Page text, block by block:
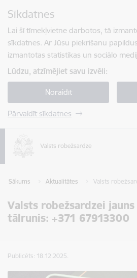
Sīkdatnes
Lai šī tīmekļvietne darbotos, tā
sīkdatnes. Ar Jūsu piekrišanu
izmantotas statistikas un sociālo
Lūdzu, atzīmējiet savu izvēli:
Noraidīt
Pārvaldīt sīkdatnes
Sākums Aktualitātes Valsts
Valsts robežsardzei
tālrunis: +371 67913300
Publicēts: 18.12.2025.